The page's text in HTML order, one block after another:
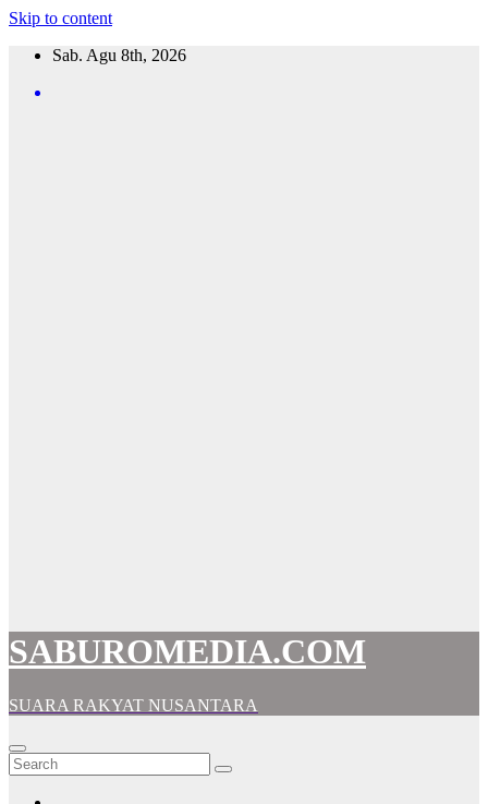
Skip to content
Sab. Agu 8th, 2026
SABUROMEDIA.COM
SUARA RAKYAT NUSANTARA